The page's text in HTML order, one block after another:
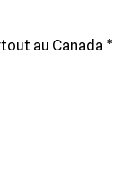
au Canada *